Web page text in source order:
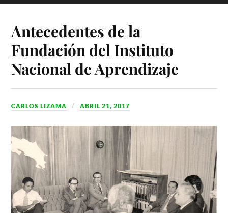
Antecedentes de la
Fundación del Instituto
Nacional de Aprendizaje
CARLOS LIZAMA ABRIL 21, 2017